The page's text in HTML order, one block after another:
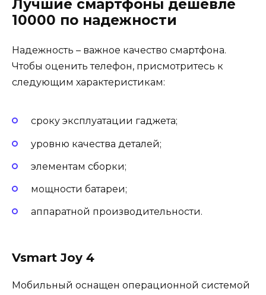
Лучшие смартфоны дешевле
10000 по надежности
Надежность – важное качество смартфона.
Чтобы оценить телефон, присмотритесь к
следующим характеристикам:
сроку эксплуатации гаджета;
уровню качества деталей;
элементам сборки;
мощности батареи;
аппаратной производительности.
Vsmart Joy 4
Мобильный оснащен операционной системой